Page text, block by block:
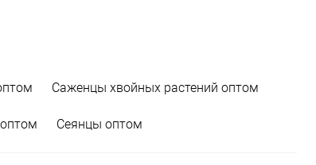
Саженцы хвойных растений оптом
Сеянцы оптом